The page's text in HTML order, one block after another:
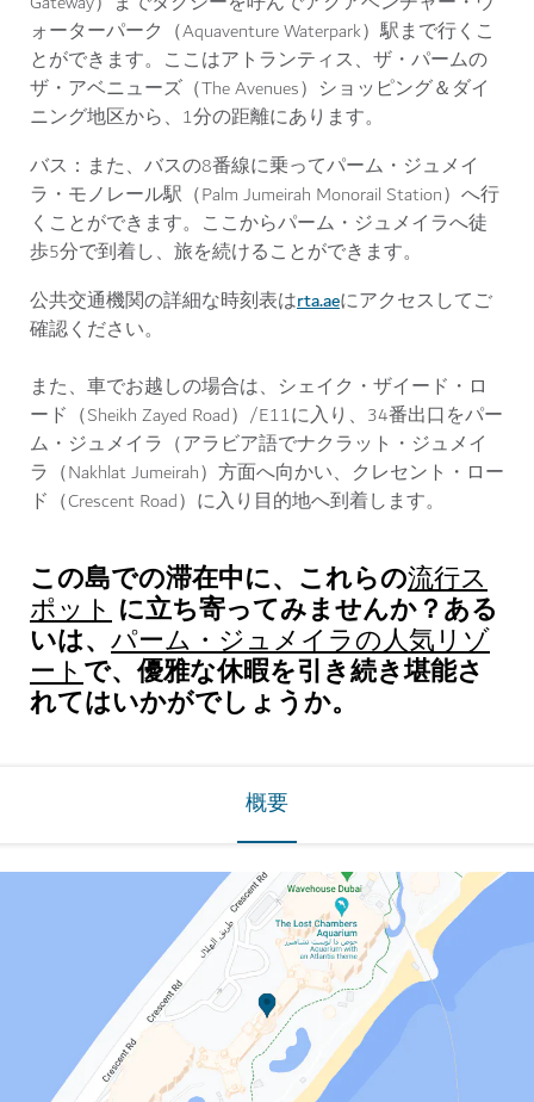
ォーターパーク（Aquaventure Waterpark）駅まで行くこ
とができます。ここはアトランティス、ザ・パームの
ザ・アベニューズ（The Avenues）ショッピング＆ダイ
ニング地区から、1分の距離にあります。
バス ：また、バスの8番線に乗ってパーム・ジュメイ
ラ・モノレール駅（Palm Jumeirah Monorail Station）へ行
くことができます。ここからパーム・ジュメイラへ徒
歩5分で到着し、旅を続けることができます。
公共交通機関の詳細な時刻表はrta.aeにアクセスしてご
確認ください。
また、車でお越しの場合は、シェイク・ザイード・ロ
ード（Sheikh Zayed Road）/E11に入り、34番出口をパー
ム・ジュメイラ（アラビア語でナクラット・ジュメイ
ラ（Nakhlat Jumeirah）方面へ向かい、クレセント・ロー
ド（Crescent Road）に入り目的地へ到着します。
この島での滞在中に、これらの流行ス
ポット に立ち寄ってみませんか？ある
いは、 パーム・ジュメイラの人気リゾ
ートで、優雅な休暇を引き続き堪能さ
れてはいかがでしょうか。
概要